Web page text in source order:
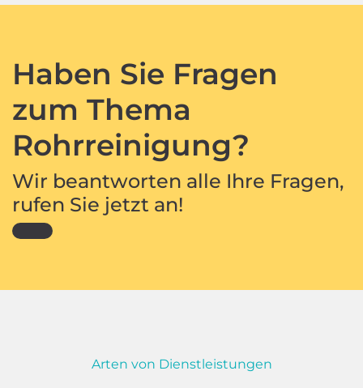
Haben Sie Fragen
zum Thema
Rohrreinigung?
Wir beantworten alle Ihre Fragen,
rufen Sie jetzt an!
Arten von Dienstleistungen